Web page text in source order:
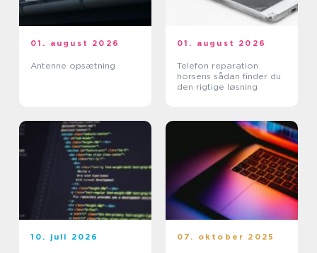
01. august 2026
Antenne opsætning
01. august 2026
Telefon reparation
horsens sådan finder du
den rigtige løsning
10. juli 2026 07. oktober 2025